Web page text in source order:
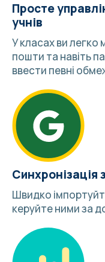
Просте
учнів
У класах ви легко
пошти та навіть
ввести певні
Синхронізація
Швидко
керуйте ними за